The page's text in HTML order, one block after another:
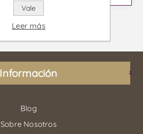
Información
Blog
Sobre Nosotros
Vale
Leer más